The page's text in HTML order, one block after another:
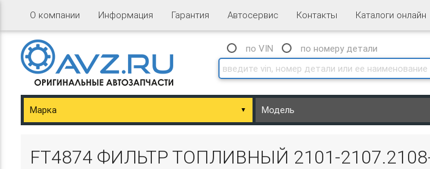
О компании Информация Гарантия Автосервис Контакты Каталоги онлайн
по VIN
по номеру детали
▼
FT4874 ФИЛЬТР ТОПЛИВНЫЙ 2101-